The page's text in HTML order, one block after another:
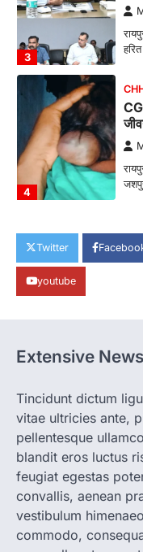
3
4
2
CG
Twitter
youtube
Extensive News
Tincidunt dictum
vitae ultricies ante,
pellentesque
blandit eros luctus
feugiat egestas
convallis, aenean
vestibulum
commodo,